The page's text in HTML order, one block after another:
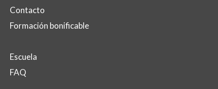
Contacto
Formación bonificable
Escuela
FAQ